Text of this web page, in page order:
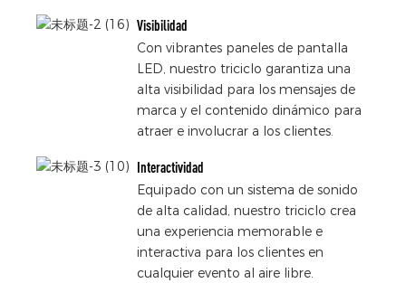
Visibilidad
Con vibrantes paneles de pantalla
LED, nuestro triciclo garantiza una
alta visibilidad para los mensajes de
marca y el contenido dinámico para
atraer e involucrar a los clientes.
Interactividad
Equipado con un sistema de sonido
de alta calidad, nuestro triciclo crea
una experiencia memorable e
interactiva para los clientes en
cualquier evento al aire libre.